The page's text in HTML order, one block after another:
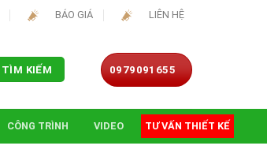
BÁO GIÁ LIÊN HỆ
TÌM KIẾM 0979091655
CÔNG TRÌNH VIDEO TƯ VẤN THIẾT KẾ